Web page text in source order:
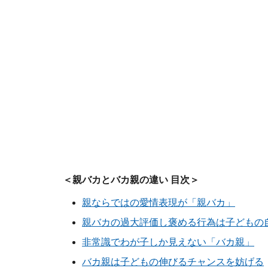
＜親バカとバカ親の違い 目次＞
親ならではの愛情表現が「親バカ」
親バカの過大評価し褒める行為は子どもの
非常識でわが子しか見えない「バカ親」
バカ親は子どもの伸びるチャンスを妨げる